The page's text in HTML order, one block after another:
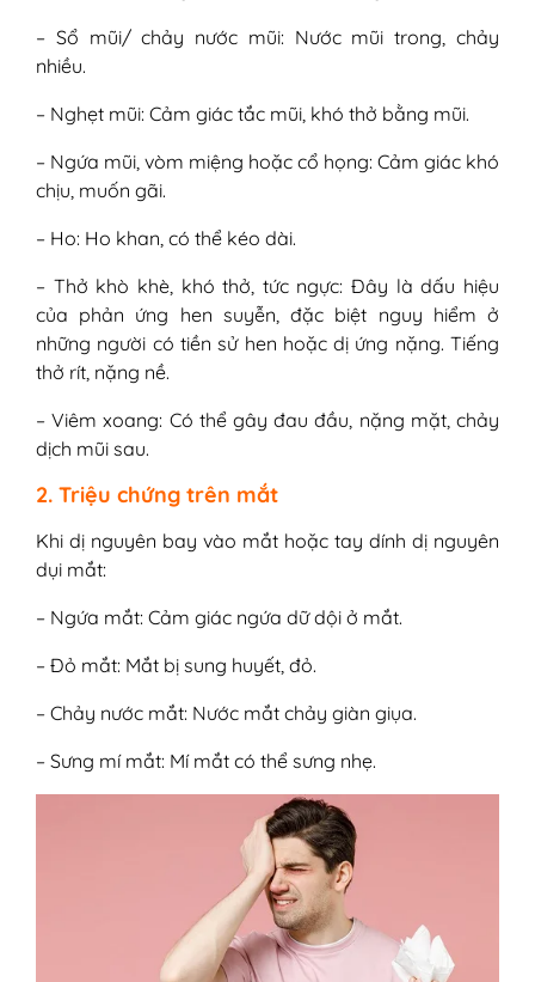
– Sổ mũi/ chảy nước mũi: Nước mũi trong, chảy
nhiều.
– Nghẹt mũi: Cảm giác tắc mũi, khó thở bằng mũi.
– Ngứa mũi, vòm miệng hoặc cổ họng: Cảm giác khó
chịu, muốn gãi.
– Ho: Ho khan, có thể kéo dài.
– Thở khò khè, khó thở, tức ngực: Đây là dấu hiệu
của phản ứng hen suyễn, đặc biệt nguy hiểm ở
những người có tiền sử hen hoặc dị ứng nặng. Tiếng
thở rít, nặng nề.
– Viêm xoang: Có thể gây đau đầu, nặng mặt, chảy
dịch mũi sau.
2. Triệu chứng trên mắt
Khi dị nguyên bay vào mắt hoặc tay dính dị nguyên
dụi mắt:
– Ngứa mắt: Cảm giác ngứa dữ dội ở mắt.
– Đỏ mắt: Mắt bị sung huyết, đỏ.
– Chảy nước mắt: Nước mắt chảy giàn giụa.
– Sưng mí mắt: Mí mắt có thể sưng nhẹ.